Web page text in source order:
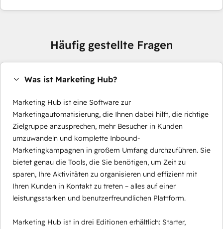
Häufig gestellte Fragen
Was ist Marketing Hub?
Marketing Hub ist eine Software zur
Marketingautomatisierung, die Ihnen dabei hilft, die richtige
Zielgruppe anzusprechen, mehr Besucher in Kunden
umzuwandeln und komplette Inbound-
Marketingkampagnen in großem Umfang durchzuführen. Sie
bietet genau die Tools, die Sie benötigen, um Zeit zu
sparen, Ihre Aktivitäten zu organisieren und effizient mit
Ihren Kunden in Kontakt zu treten – alles auf einer
leistungsstarken und benutzerfreundlichen Plattform.
Marketing Hub ist in drei Editionen erhältlich: Starter,